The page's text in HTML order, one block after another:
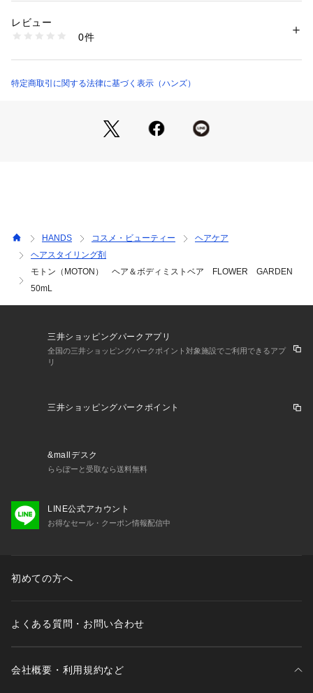
・ボディやヘアから10cm以上離してご使用ください。
販売元：株式会社Time&Space
香り：FLOWER　GARDEN
内容量（約）：50mL
す。そのまま化粧品類の使用を続けますと悪化することがあり
ます。
・乳幼児の手の届かないところに保管してください。
・極端に高温または低温の場所、直射日光のあたる場所には保
らず直ちに洗い流してください。
・火気厳禁
※小麦成分が配合されています。
商品番号：
8809870307040 （ショップ）
レビュー
0件
特定商取引に関する法律に基づく表示（ハンズ）
HANDS コスメ・ビューティー
ヘアケア
ヘアスタイリング剤
モトン（MOTON） ヘア＆ボディミストベア FLOWER GARDEN
50mL
三井ショッピングパークアプリ
全国の三井ショッピングパークポイント対象施設でご利用できるアプ
リ
三井ショッピングパークポイント
&mallデスク
ららぽーと受取なら送料無料
LINE公式アカウント
お得なセール・クーポン情報配信中
初めての方へ
よくある質問・お問い合わせ
会社概要・利用規約など